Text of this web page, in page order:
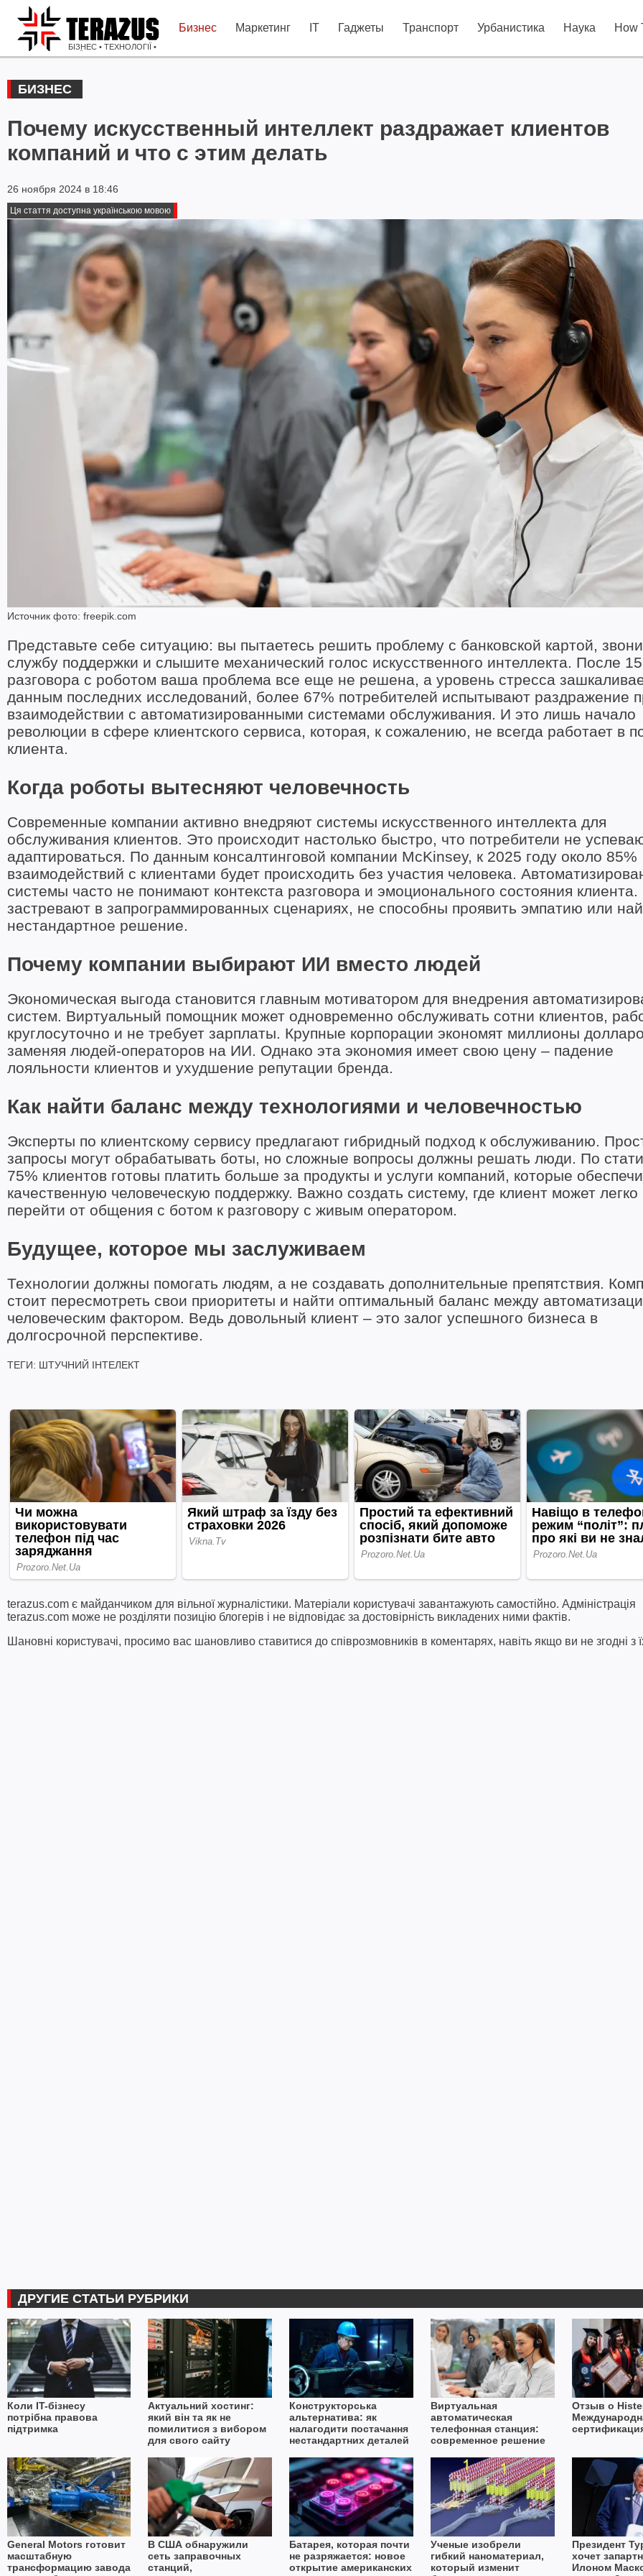
БІЗНЕС • ТЕХНОЛОГІЇ •
ІДЕЇ
Бизнес Маркетинг IT Гаджеты Транспорт Урбанистика Наука How
БИЗНЕС
Почему искусственный интеллект раздражает клиентов
компаний и что с этим делать
26 ноября 2024 в 18:46
Ця стаття доступна українською мовою
Источник фото: freepik.com
Представьте себе ситуацию: вы пытаетесь решить проблему с банковской картой,
службу поддержки и слышите механический голос искусственного интеллекта. После
разговора с роботом ваша проблема все еще не решена, а уровень стресса
данным последних исследований, более 67% потребителей испытывают раздражение
взаимодействии с автоматизированными системами обслуживания. И это лишь начало
революции в сфере клиентского сервиса, которая, к сожалению, не всегда работает в
клиента.
Когда роботы вытесняют человечность
Современные компании активно внедряют системы искусственного интеллекта для
обслуживания клиентов. Это происходит настолько быстро, что потребители не
адаптироваться. По данным консалтинговой компании McKinsey, к 2025 году около 85%
взаимодействий с клиентами будет происходить без участия человека.
системы часто не понимают контекста разговора и эмоционального состояния
застревают в запрограммированных сценариях, не способны проявить эмпатию или
нестандартное решение.
Почему компании выбирают ИИ вместо людей
Экономическая выгода становится главным мотиватором для внедрения
систем. Виртуальный помощник может одновременно обслуживать сотни клиентов,
круглосуточно и не требует зарплаты. Крупные корпорации экономят миллионы
заменяя людей-операторов на ИИ. Однако эта экономия имеет свою цену – падение
лояльности клиентов и ухудшение репутации бренда.
Как найти баланс между технологиями и человечностью
Эксперты по клиентскому сервису предлагают гибридный подход к обслуживанию.
запросы могут обрабатывать боты, но сложные вопросы должны решать люди. По
75% клиентов готовы платить больше за продукты и услуги компаний, которые
качественную человеческую поддержку. Важно создать систему, где клиент может легко
перейти от общения с ботом к разговору с живым оператором.
Будущее, которое мы заслуживаем
Технологии должны помогать людям, а не создавать дополнительные препятствия.
стоит пересмотреть свои приоритеты и найти оптимальный баланс между
человеческим фактором. Ведь довольный клиент – это залог успешного бизнеса в
долгосрочной перспективе.
ТЕГИ: ШТУЧНИЙ ІНТЕЛЕКТ
terazus.com є майданчиком для вільної журналістики. Матеріали користувачі завантажують самостійно. Адміністрація
terazus.com може не розділяти позицію блогерів і не відповідає за достовірність викладених ними фактів.
Шановні користувачі, просимо вас шановливо ставитися до співрозмовників в коментарях, навіть якщо ви не згодні з
ДРУГИЕ СТАТЬИ РУБРИКИ
Коли IT-бізнесу
потрібна правова
підтримка
Актуальний хостинг:
який він та як не
помилитися з вибором
для свого сайту
Конструкторська
альтернатива: як
налагодити постачання
нестандартних деталей
імпорту
Виртуальная
автоматическая
телефонная станция:
современное решение
Отзыв о
General Motors готовит
масштабную
трансформацию завода
В США обнаружили
сеть заправочных
станций,
Батарея, которая почти
не разряжается: новое
открытие американских
Ученые изобрели
гибкий наноматериал,
который изменит
Президент
хочет
Илоном